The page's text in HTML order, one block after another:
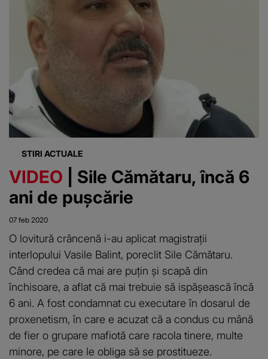
invitați și voie
bună, la doi
pași de poliție!
”Nu mor caii
când vor
câinii”
STIRI ACTUALE
VIDEO | Sile Cămătaru, încă 6
ani de pușcărie
07 feb 2020
O lovitură crâncenă i-au aplicat magistrații
interlopului Vasile Balint, poreclit Sile Cămătaru.
Când credea că mai are puțin și scapă din
închisoare, a aflat că mai trebuie să ispășească încă
6 ani. A fost condamnat cu executare în dosarul de
proxenetism, în care e acuzat că a condus cu mână
de fier o grupare mafiotă care racola tinere, multe
minore, pe care le obliga să se prostitueze.